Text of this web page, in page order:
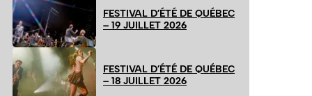
FESTIVAL D’ÉTÉ DE QUÉBEC
– 19 JUILLET 2026
FESTIVAL D’ÉTÉ DE QUÉBEC
– 18 JUILLET 2026